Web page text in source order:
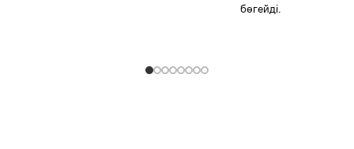
бөгейді.